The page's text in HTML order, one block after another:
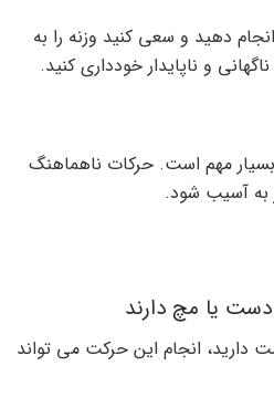
دهید و سعی کنید وزنه را به
و ناپایدار خودداری کنید.
مهم است. حرکات ناهماهنگ
به آسیب شود.
یا مچ دارند
انجام این حرکت می تواند